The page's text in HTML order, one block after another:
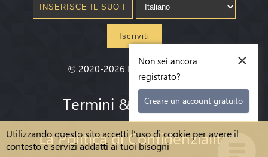
Utilizzando questo sito accetti l'uso di cookie per avere il
contesto e servizi addatti ai tuoi bisogni
Iscriviti
© 2020-2026 Millenium State®
Termini & condizioni
La Politica di Confidenzialità
×
Non sei ancora
registrato?
Creare un account gratuito